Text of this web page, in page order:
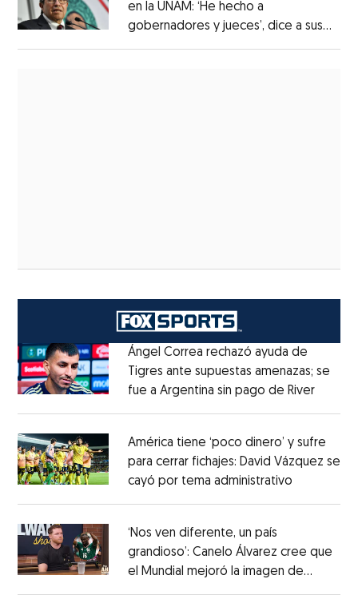
en la UNAM: ‘He hecho a
gobernadores y jueces’, dice a sus
alumnos
Ángel Correa rechazó ayuda de
Tigres ante supuestas amenazas; se
fue a Argentina sin pago de RiverOpens
América tiene ‘poco dinero’ y sufre
para cerrar fichajes: David Vázquez se
cayó por tema administrativo
‘Nos ven diferente, un país
grandioso’: Canelo Álvarez cree que
el Mundial mejoró la imagen de
MéxicoOpens in new window